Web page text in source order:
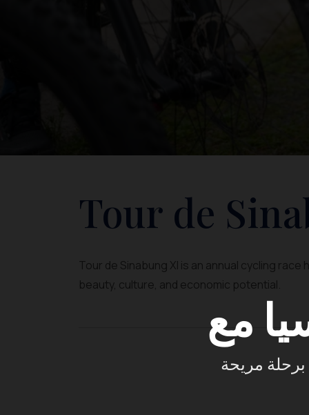
Tour de
Tour de Sinabung XI is an annual cycling
beauty, culture, and economic potential.